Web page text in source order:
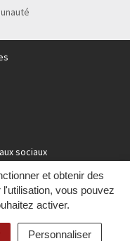
et obtenir des
vous pouvez
activer.
Personnaliser
sociaux